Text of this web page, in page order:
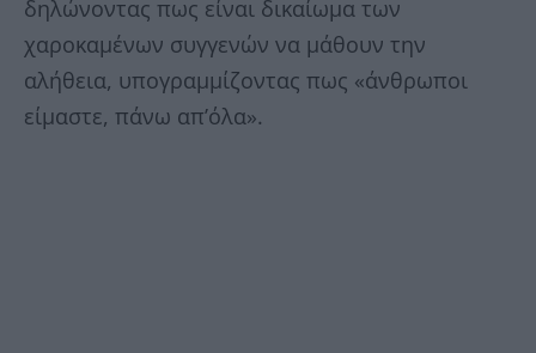
δηλώνοντας πως είναι δικαίωμα των
χαροκαμένων συγγενών να μάθουν την
αλήθεια, υπογραμμίζοντας πως «άνθρωποι
είμαστε, πάνω απ’όλα».